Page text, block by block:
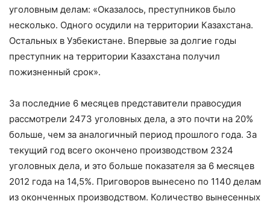
уголовным делам: «Оказалось, преступников было
несколько. Одного осудили на территории Казахстана.
Остальных в Узбекистане. Впервые за долгие годы
преступник на территории Казахстана получил
пожизненный срок».
За последние 6 месяцев представители правосудия
рассмотрели 2473 уголовных дела, а это почти на 20%
больше, чем за аналогичный период прошлого года. За
текущий год всего окончено производством 2324
уголовных дела, и это больше показателя за 6 месяцев
2012 года на 14,5%. Приговоров вынесено по 1140 делам
из оконченных производством. Количество вынесенных